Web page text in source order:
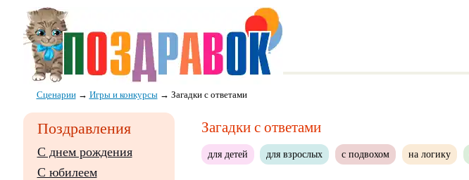
Сценарии→ Игры и конкурсы→ Загадки с ответами
Загадки с ответами
для детей для взрослых с подвохом на логику
Поздравления
С днем рождения
С юбилеем